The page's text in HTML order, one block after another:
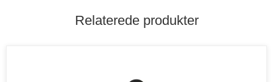
Relaterede produkter